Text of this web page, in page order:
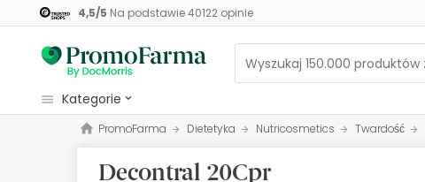
4,5/5 Na podstawie40122opinie
kategorie
Kosmetyki
Zdrowie
PromoFarma Dietetyka Nutricosmetics Twardość
Decontral 20Cpr